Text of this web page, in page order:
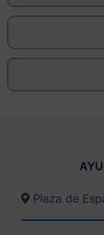
Plaza de